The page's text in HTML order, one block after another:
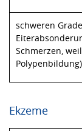
schweren
Schmerzen,
Polypenbildung)
Ekzeme